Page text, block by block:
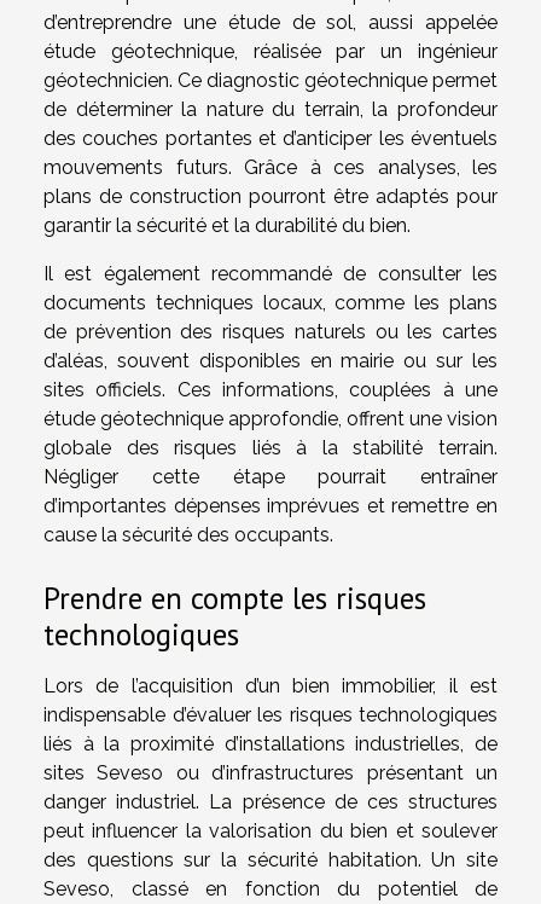
d’entreprendre une étude de sol, aussi appelée
étude géotechnique, réalisée par un ingénieur
géotechnicien. Ce diagnostic géotechnique permet
de déterminer la nature du terrain, la profondeur
des couches portantes et d’anticiper les éventuels
mouvements futurs. Grâce à ces analyses, les
plans de construction pourront être adaptés pour
garantir la sécurité et la durabilité du bien.
Il est également recommandé de consulter les
documents techniques locaux, comme les plans
de prévention des risques naturels ou les cartes
d’aléas, souvent disponibles en mairie ou sur les
sites officiels. Ces informations, couplées à une
étude géotechnique approfondie, offrent une vision
globale des risques liés à la stabilité terrain.
Négliger cette étape pourrait entraîner
d’importantes dépenses imprévues et remettre en
cause la sécurité des occupants.
Prendre en compte les risques
technologiques
Lors de l’acquisition d’un bien immobilier, il est
indispensable d’évaluer les risques technologiques
liés à la proximité d’installations industrielles, de
sites Seveso ou d’infrastructures présentant un
danger industriel. La présence de ces structures
peut influencer la valorisation du bien et soulever
des questions sur la sécurité habitation. Un site
Seveso, classé en fonction du potentiel de